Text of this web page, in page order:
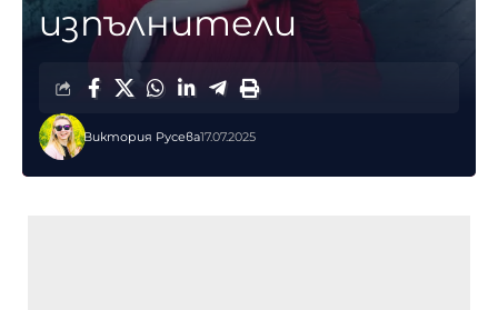
изпълнители
Виктория Русева17.07.2025